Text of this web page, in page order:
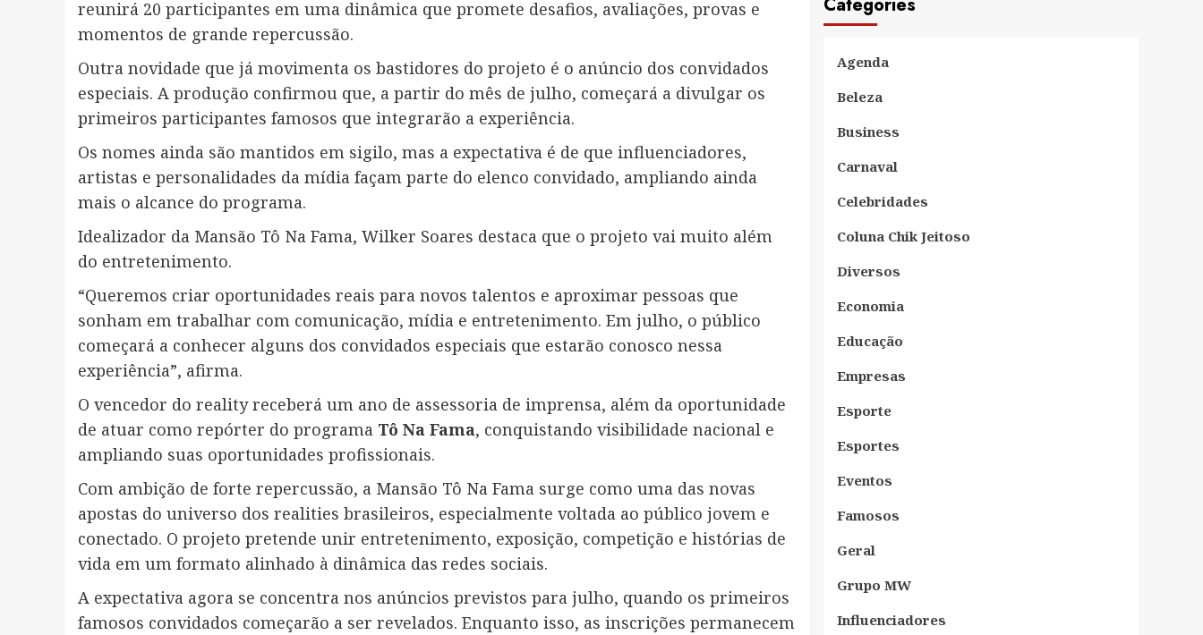
reunirá 20 participantes em uma dinâmica que promete desafios, avaliações, provas e
momentos de grande repercussão.
Outra novidade que já movimenta os bastidores do projeto é o anúncio dos convidados
especiais. A produção confirmou que, a partir do mês de julho, começará a divulgar os
primeiros participantes famosos que integrarão a experiência.
Os nomes ainda são mantidos em sigilo, mas a expectativa é de que influenciadores,
artistas e personalidades da mídia façam parte do elenco convidado, ampliando ainda
mais o alcance do programa.
Idealizador da Mansão Tô Na Fama, Wilker Soares destaca que o projeto vai muito além
do entretenimento.
“Queremos criar oportunidades reais para novos talentos e aproximar pessoas que
sonham em trabalhar com comunicação, mídia e entretenimento. Em julho, o público
começará a conhecer alguns dos convidados especiais que estarão conosco nessa
experiência”, afirma.
O vencedor do reality receberá um ano de assessoria de imprensa, além da oportunidade
de atuar como repórter do programa Tô Na Fama, conquistando visibilidade nacional e
ampliando suas oportunidades profissionais.
Com ambição de forte repercussão, a Mansão Tô Na Fama surge como uma das novas
apostas do universo dos realities brasileiros, especialmente voltada ao público jovem e
conectado. O projeto pretende unir entretenimento, exposição, competição e histórias de
vida em um formato alinhado à dinâmica das redes sociais.
A expectativa agora se concentra nos anúncios previstos para julho, quando os primeiros
famosos convidados começarão a ser revelados. Enquanto isso, as inscrições permanecem
Agenda
Beleza
Business
Carnaval
Celebridades
Coluna Chik Jeitoso
Diversos
Economia
Educação
Empresas
Esporte
Esportes
Eventos
Famosos
Geral
Grupo MW
Influenciadores